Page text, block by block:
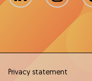
Privacy statement